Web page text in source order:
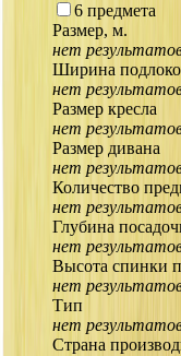
6 предмета
Размер, м.
нет
Ширина
нет
Размер кресла
нет
Размер дивана
нет
Количество
нет
Глубина
нет
Высота спинки
нет
Тип
нет
Страна